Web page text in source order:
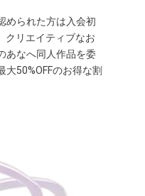
められた方は入会初
クリエイティブなお
あなへ同人作品を委
50%OFFのお得な割